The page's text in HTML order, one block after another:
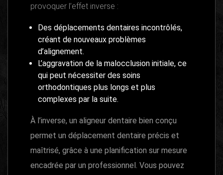
provoquer l’effet inverse :
Des déplacements dentaires incontrôlés,
créant de nouveaux problèmes
d’alignement.
L’aggravation de la malocclusion initiale, ce
qui peut nécessiter des soins
orthodontiques plus longs et plus
complexes par la suite.
À l’inverse, un aligneur dentaire bien conçu
permet un déplacement dentaire précis et
maîtrisé, grâce à une planification sur mesure
encadrée par un professionnel. Vous pouvez